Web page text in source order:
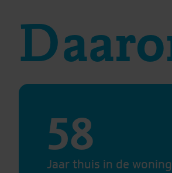
58
Jaar thuis in de